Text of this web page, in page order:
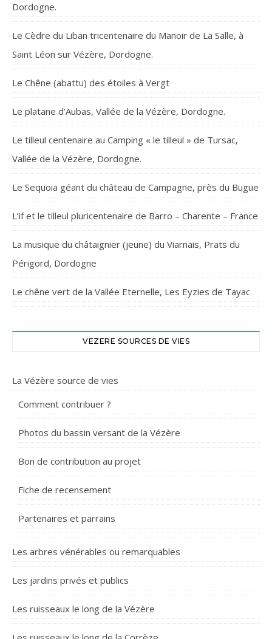
Dordogne.
Le Cèdre du Liban tricentenaire du Manoir de La Salle, à
Saint Léon sur Vézère, Dordogne.
Le Chêne (abattu) des étoiles à Vergt
Le platane d’Aubas, Vallée de la Vézère, Dordogne.
Le tilleul centenaire au Camping « le tilleul » de Tursac,
Vallée de la Vézère, Dordogne.
Le Sequoia géant du château de Campagne, près du Bugue
L’if et le tilleul pluricentenaire de Barro – Charente – France
La musique du châtaignier (jeune) du Viarnais, Prats du
Périgord, Dordogne
Le chêne vert de la Vallée Eternelle, Les Eyzies de Tayac
VEZERE SOURCES DE VIES
La Vézère source de vies
Comment contribuer ?
Photos du bassin versant de la Vézère
Bon de contribution au projet
Fiche de recensement
Partenaires et parrains
Les arbres vénérables ou remarquables
Les jardins privés et publics
Les ruisseaux le long de la Vézère